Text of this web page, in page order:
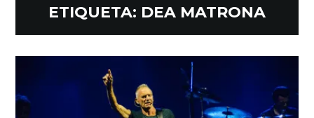
ETIQUETA: DEA MATRONA